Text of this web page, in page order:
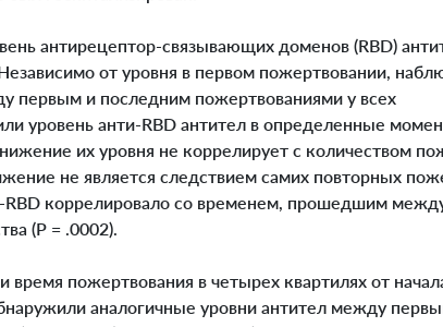
антирецептор-связывающих доменов (RBD)
от уровня в первом пожертвовании,
первым и последним пожертвованиями у всех
уровень анти-RBD антител в определенные
их уровня не коррелирует с количеством
не является следствием самих повторных
RBD коррелировало со временем, прошедшим
(P = .0002).
время пожертвования в четырех квартилях от
аналогичные уровни антител между